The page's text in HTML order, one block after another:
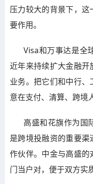
压力较大的背景下，
要作用。
Visa和万事达是全
近年来持续扩大金融
业务。把它们和中行
意在支付、清算、跨境
高盛和花旗作为国
是跨境投融资的重要
作伙伴。中金与高盛的
门当户对，便于双方实